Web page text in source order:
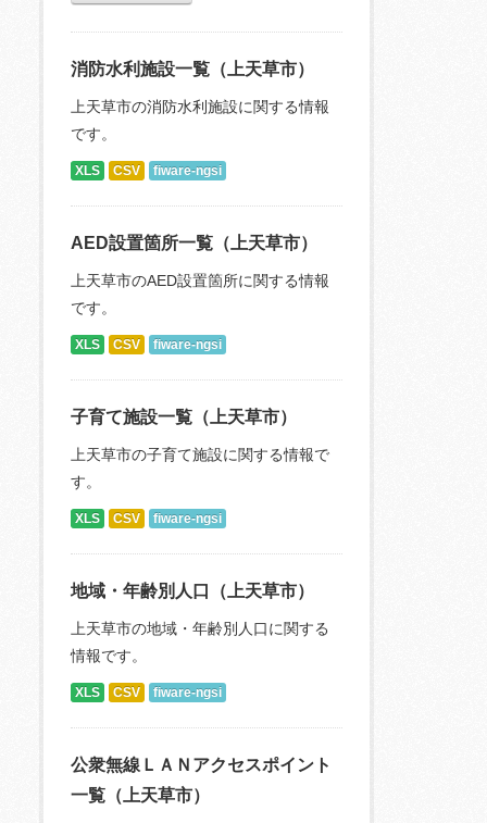
消防水利施設一覧（上天草市）
上天草市の消防水利施設に関する情報
です。
XLS CSV fiware-ngsi
AED設置箇所一覧（上天草市）
上天草市のAED設置箇所に関する情報
です。
XLS CSV fiware-ngsi
子育て施設一覧（上天草市）
上天草市の子育て施設に関する情報で
す。
XLS CSV fiware-ngsi
地域・年齢別人口（上天草市）
上天草市の地域・年齢別人口に関する
情報です。
XLS CSV fiware-ngsi
公衆無線ＬＡＮアクセスポイント
一覧（上天草市）